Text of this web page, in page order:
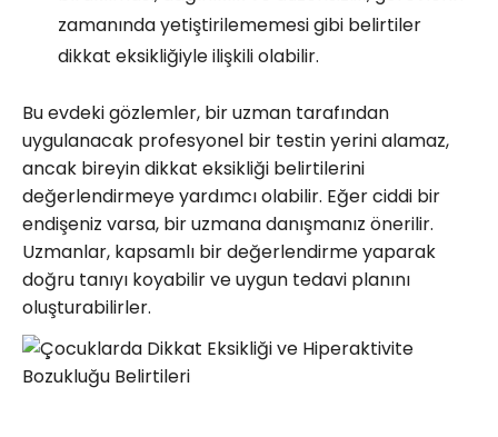
zamanında yetiştirilememesi gibi belirtiler
dikkat eksikliğiyle ilişkili olabilir.
Bu evdeki gözlemler, bir uzman tarafından
uygulanacak profesyonel bir testin yerini alamaz,
ancak bireyin dikkat eksikliği belirtilerini
değerlendirmeye yardımcı olabilir. Eğer ciddi bir
endişeniz varsa, bir uzmana danışmanız önerilir.
Uzmanlar, kapsamlı bir değerlendirme yaparak
doğru tanıyı koyabilir ve uygun tedavi planını
oluşturabilirler.